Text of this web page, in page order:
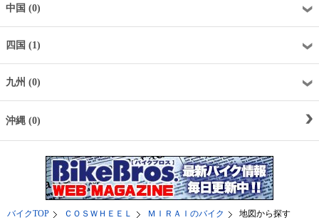
中国 (0)
四国 (1)
九州 (0)
沖縄 (0)
バイクTOP ＣＯＳＷＨＥＥＬ ＭＩＲＡＩのバイク 地図から探す